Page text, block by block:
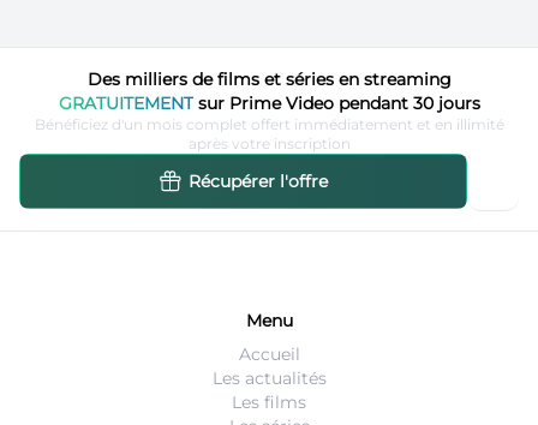
Des milliers de films et séries en streaming
GRATUITEMENTsur Prime Video pendant 30 jours
Bénéficiez d'un mois complet offert immédiatement et en illimité
après votre inscription
Récupérer l'offre
Menu
Accueil
Les actualités
Les films